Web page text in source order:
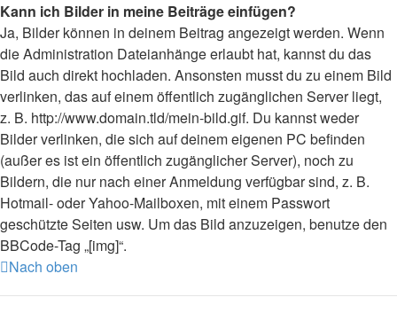
Kann ich Bilder in meine Beiträge einfügen?
Ja, Bilder können in deinem Beitrag angezeigt werden. Wenn
die Administration Dateianhänge erlaubt hat, kannst du das
Bild auch direkt hochladen. Ansonsten musst du zu einem Bild
verlinken, das auf einem öffentlich zugänglichen Server liegt,
z. B. http://www.domain.tld/mein-bild.gif. Du kannst weder
Bilder verlinken, die sich auf deinem eigenen PC befinden
(außer es ist ein öffentlich zugänglicher Server), noch zu
Bildern, die nur nach einer Anmeldung verfügbar sind, z. B.
Hotmail- oder Yahoo-Mailboxen, mit einem Passwort
geschützte Seiten usw. Um das Bild anzuzeigen, benutze den
BBCode-Tag „[img]“.
Nach oben